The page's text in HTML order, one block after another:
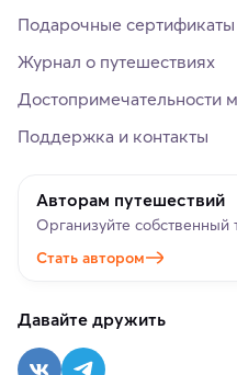
Подарочные сертификаты
Журнал о путешествиях
Достопримечательности
Поддержка и контакты
Авторам путешествий
Организуйте
Стать автором
Давайте дружить